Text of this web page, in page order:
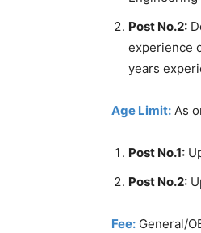
Post No.2:
experience
years
Age Limit: As
Post No.1:
Post No.2:
Fee: General/